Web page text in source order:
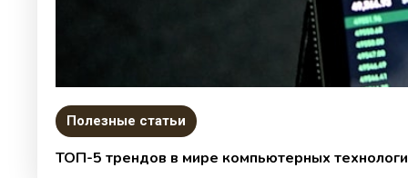
Полезные статьи
ТОП-5 трендов в мире компьютерных